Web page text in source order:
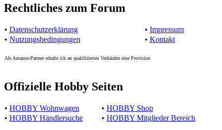
Rechtliches zum Forum
• Datenschutzerklärung • Impressum
• Nutzungsbedingungen • Kontakt
Als Amazon-Partner erhalte ich an qualifizierten Verkäufen eine Provision
Offizielle Hobby Seiten
• HOBBY Wohnwagen • HOBBY Shop
• HOBBY Händlersuche • HOBBY Mitglieder Bereich